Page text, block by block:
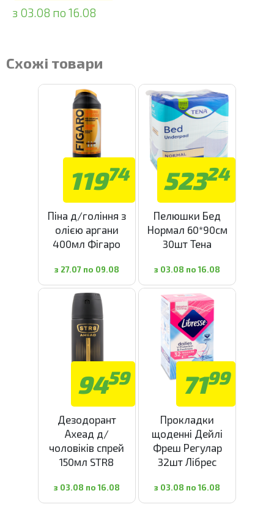
з 03.08 по 16.08
Схожі товари
11974
Піна д/гоління з
олією аргани
400мл Фігаро
з 27.07 по 09.08
52324
Пелюшки Бед
Нормал 60*90см
30шт Тена
з 03.08 по 16.08
9459
Дезодорант
Ахеад д/
чоловіків спрей
150мл STR8
з 03.08 по 16.08
7199
Прокладки
щоденні Дейлі
Фреш Регулар
32шт Лібрес
з 03.08 по 16.08